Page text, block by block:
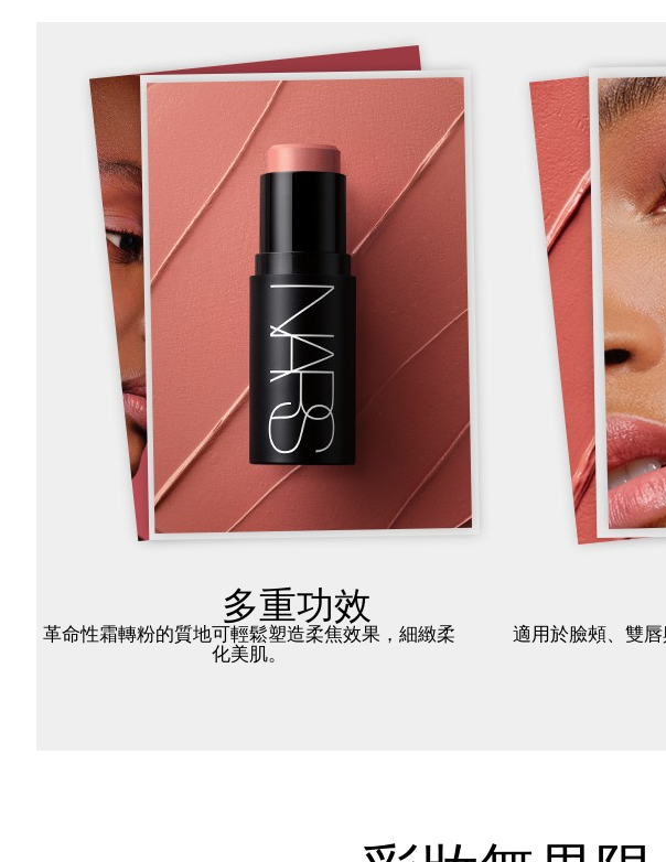
多重功效
革命性霜轉粉的質地可輕鬆塑造柔焦效果，細緻柔
化美肌。
適用於臉頰、雙唇